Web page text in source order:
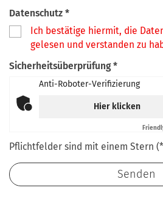
Datenschutz *
Ich bestätige hiermit, die
gelesen und verstanden zu
Sicherheitsüberprüfung *
Anti-Roboter-Verifizierung
Hier klicken
Pflichtfelder sind mit einem Stern